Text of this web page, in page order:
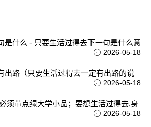
是什么 - 只要生活过得去下一句是什么意
2026-05-18
出路（只要生活过得去一定有出路的说
2026-05-18
须带点绿大学小品；要想生活过得去,身
2026-05-18